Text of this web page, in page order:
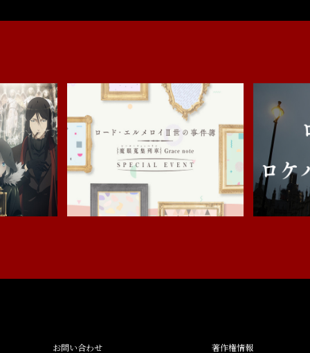
お問い合わせ 著作権情報